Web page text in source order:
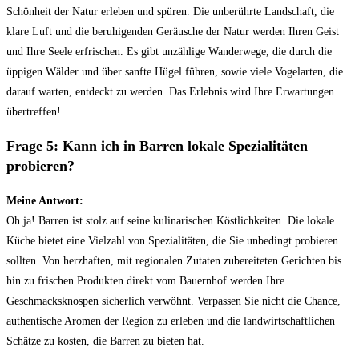
Schönheit der Natur erleben und spüren. Die unberührte Landschaft, die
klare Luft und die beruhigenden Geräusche der Natur werden Ihren Geist
und Ihre Seele erfrischen. Es gibt unzählige Wanderwege, die durch die
üppigen Wälder und über sanfte Hügel führen, sowie viele Vogelarten, die
darauf warten, entdeckt zu werden. Das Erlebnis wird Ihre Erwartungen
übertreffen!
Frage 5: Kann ich in Barren lokale Spezialitäten
probieren?
Meine Antwort:
Oh ja! Barren ist stolz auf seine kulinarischen Köstlichkeiten. Die lokale
Küche bietet eine Vielzahl von Spezialitäten, die Sie unbedingt probieren
sollten. Von herzhaften, mit regionalen Zutaten zubereiteten Gerichten bis
hin zu frischen Produkten direkt vom Bauernhof werden Ihre
Geschmacksknospen sicherlich verwöhnt. Verpassen Sie nicht die Chance,
authentische Aromen der Region zu erleben und die landwirtschaftlichen
Schätze zu kosten, die Barren zu bieten hat.